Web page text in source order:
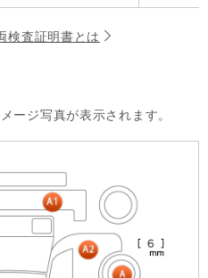
検査証明書とは
ージ写真が表示されます。